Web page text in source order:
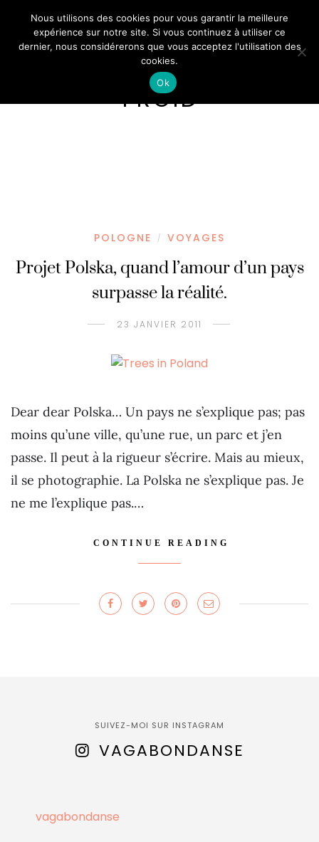
FROID
POLOGNE / VOYAGES
Projet Polska, quand l’amour d’un pays
surpasse la réalité.
23 JANVIER 2011
Dear dear Polska… Un pays ne s’explique pas; pas
moins qu’une ville, qu’une rue, un parc et j’en
passe. Il peut à la rigueur s’écrire. Mais au mieux,
il se photographie. La Polska ne s’explique pas. Je
ne me l’explique pas.…
CONTINUE READING
SUIVEZ-MOI SUR INSTAGRAM
VAGABONDANSE
vagabondanse
Nous utilisons des cookies pour vous garantir la meilleure
expérience sur notre site. Si vous continuez à utiliser ce
dernier, nous considérerons que vous acceptez l'utilisation des
cookies.
Ok